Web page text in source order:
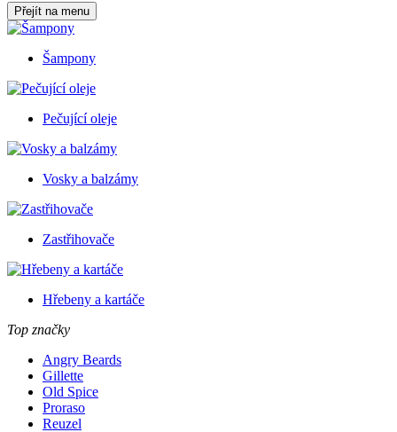
Přejít na menu
Šampony
Pečující oleje
Vosky a balzámy
Zastřihovače
Hřebeny a kartáče
Top značky
Angry Beards
Gillette
Old Spice
Proraso
Reuzel